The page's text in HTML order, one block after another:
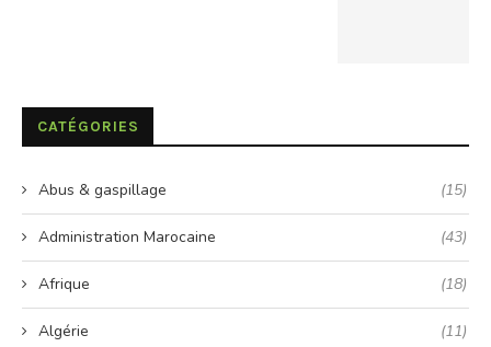
CATÉGORIES
Abus & gaspillage (15)
Administration Marocaine (43)
Afrique (18)
Algérie (11)